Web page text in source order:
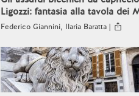
Ligozzi: fantasia alla tavola dei
Federico Giannini, Ilaria Baratta |